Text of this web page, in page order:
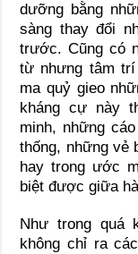
dưỡng bằng
sàng thay đổi
trước. Cũng có
từ nhưng tâm
ma quỷ gieo
kháng cự này
minh, những
thống, những vẻ
hay trong ước
biệt được giữa
Như trong quá
không chỉ ra